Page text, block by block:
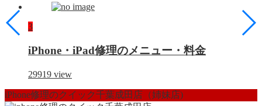
3
iPhone・iPad修理のメニュー・料金
29919 view
iPhone修理のクイック千葉成田店（姉妹店)